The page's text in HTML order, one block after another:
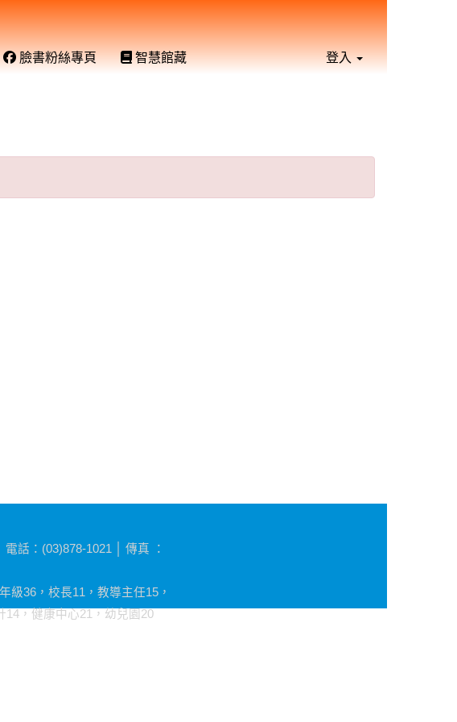
臉書粉絲專頁 智慧館藏 登入
(03)878-1021 │ 傳真 ：
級36，校長11，教導主任15，
，健康中心21，幼兒園20